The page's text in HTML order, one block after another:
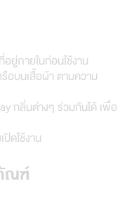
ยู่ภายในก่อนใช้งาน
บนเสื้อผ้า ตามความ
กลิ่นต่างๆ ร่วมกันได้ เพื่อ
ดใช้งาน
ณฑ์